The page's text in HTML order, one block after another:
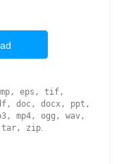
eps, tif,
doc, docx, ppt,
mp4, ogg, wav,
tar, zip